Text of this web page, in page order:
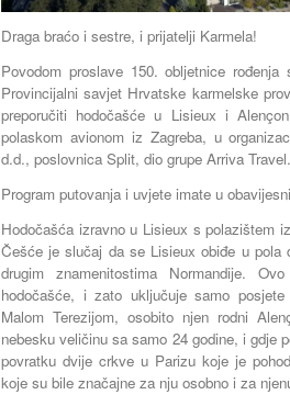
Draga braćo i sestre, i prijatelji Karmela!
Povodom proslave 150. obljetnice rođenja
Provincijalni savjet Hrvatske karmelske
preporučiti hodočašće u Lisieux i
polaskom avionom iz Zagreba, u
d.d., poslovnica Split, dio grupe Arriva Travel.
Program putovanja i uvjete imate u
Hodočašća izravno u Lisieux s polazištem
Češće je slučaj da se Lisieux obiđe u pola
drugim znamenitostima Normandije.
hodočašće, i zato uključuje samo
Malom Terezijom, osobito njen rodni
nebesku veličinu sa samo 24 godine, i gdje
povratku dvije crkve u Parizu koje je
koje su bile značajne za nju osobno i za